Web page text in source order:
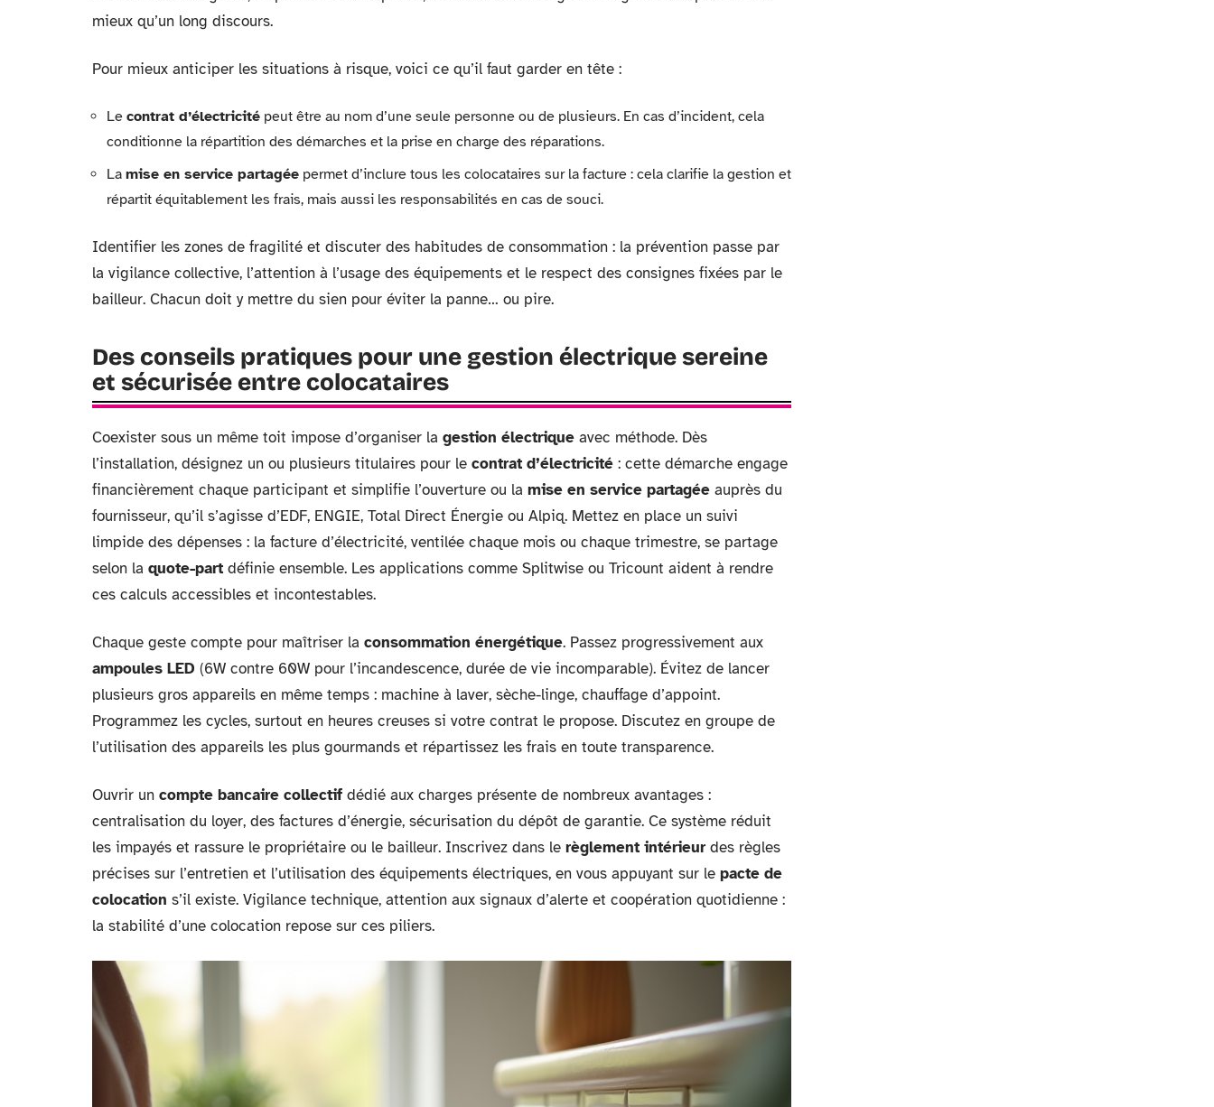
mieux qu’un long discours.
Pour mieux anticiper les situations à risque, voici ce qu’il faut garder en tête :
Le contrat d’électricité peut être au nom d’une seule personne ou de plusieurs. En cas d’incident, cela
conditionne la répartition des démarches et la prise en charge des réparations.
La mise en service partagée permet d’inclure tous les colocataires sur la facture : cela clarifie la gestion et
répartit équitablement les frais, mais aussi les responsabilités en cas de souci.
Identifier les zones de fragilité et discuter des habitudes de consommation : la prévention passe par
la vigilance collective, l’attention à l’usage des équipements et le respect des consignes fixées par le
bailleur. Chacun doit y mettre du sien pour éviter la panne… ou pire.
Des conseils pratiques pour une gestion électrique sereine
et sécurisée entre colocataires
Coexister sous un même toit impose d’organiser la gestion électrique avec méthode. Dès
l’installation, désignez un ou plusieurs titulaires pour le contrat d’électricité : cette démarche engage
financièrement chaque participant et simplifie l’ouverture ou la mise en service partagée auprès du
fournisseur, qu’il s’agisse d’EDF, ENGIE, Total Direct Énergie ou Alpiq. Mettez en place un suivi
limpide des dépenses : la facture d’électricité, ventilée chaque mois ou chaque trimestre, se partage
selon la quote-part définie ensemble. Les applications comme Splitwise ou Tricount aident à rendre
ces calculs accessibles et incontestables.
Chaque geste compte pour maîtriser la consommation énergétique. Passez progressivement aux
ampoules LED (6W contre 60W pour l’incandescence, durée de vie incomparable). Évitez de lancer
plusieurs gros appareils en même temps : machine à laver, sèche-linge, chauffage d’appoint.
Programmez les cycles, surtout en heures creuses si votre contrat le propose. Discutez en groupe de
l’utilisation des appareils les plus gourmands et répartissez les frais en toute transparence.
Ouvrir un compte bancaire collectif dédié aux charges présente de nombreux avantages :
centralisation du loyer, des factures d’énergie, sécurisation du dépôt de garantie. Ce système réduit
les impayés et rassure le propriétaire ou le bailleur. Inscrivez dans le règlement intérieur des règles
précises sur l’entretien et l’utilisation des équipements électriques, en vous appuyant sur le pacte de
colocation s’il existe. Vigilance technique, attention aux signaux d’alerte et coopération quotidienne :
la stabilité d’une colocation repose sur ces piliers.